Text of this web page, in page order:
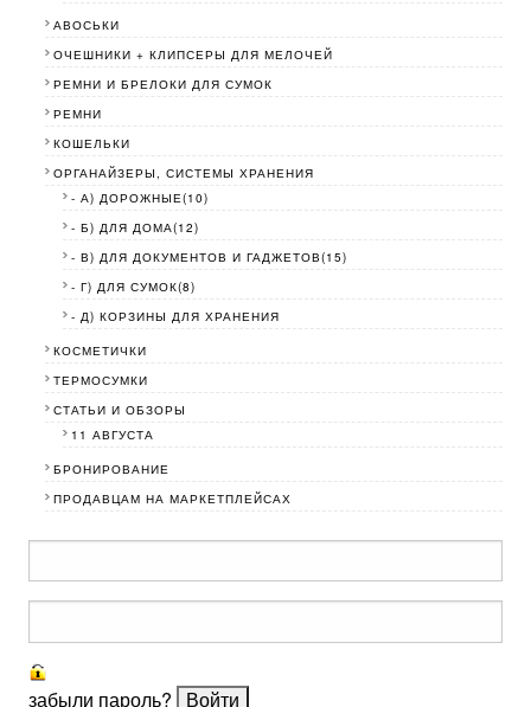
АВОСЬКИ
ОЧЕШНИКИ + КЛИПСЕРЫ ДЛЯ МЕЛОЧЕЙ
РЕМНИ И БРЕЛОКИ ДЛЯ СУМОК
РЕМНИ
КОШЕЛЬКИ
ОРГАНАЙЗЕРЫ, СИСТЕМЫ ХРАНЕНИЯ
- А) ДОРОЖНЫЕ(10)
- Б) ДЛЯ ДОМА(12)
- В) ДЛЯ ДОКУМЕНТОВ И ГАДЖЕТОВ(15)
- Г) ДЛЯ СУМОК(8)
- Д) КОРЗИНЫ ДЛЯ ХРАНЕНИЯ
КОСМЕТИЧКИ
ТЕРМОСУМКИ
СТАТЬИ И ОБЗОРЫ
11 АВГУСТА
БРОНИРОВАНИЕ
ПРОДАВЦАМ НА МАРКЕТПЛЕЙСАХ
забыли пароль?